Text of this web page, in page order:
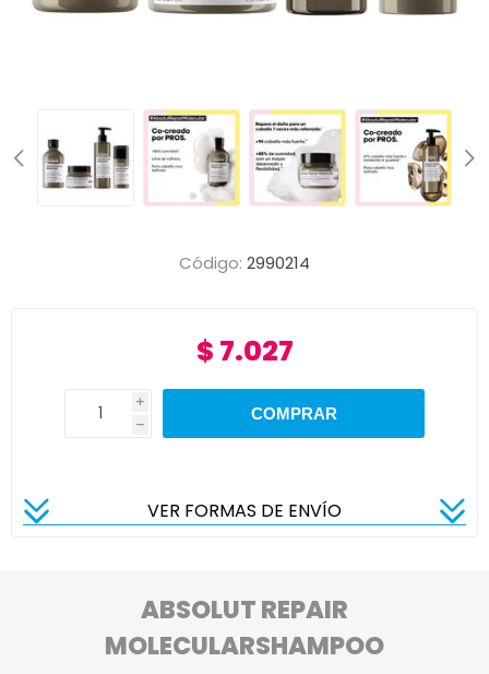
Código: 2990214
$ 7.027
i
h
VER FORMAS DE ENVÍO
ABSOLUT REPAIR
MOLECULARSHAMPOO